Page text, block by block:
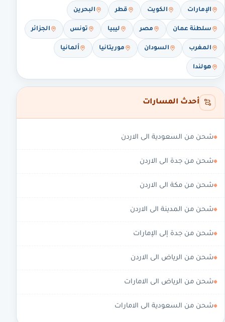
الإمارات الكويت قطر البحرين
سلطنة عمان مصر ليبيا تونس الجزائر
المغرب السودان موريتانيا ألمانيا
هولندا
أحدث المسارات
شحن من السعودية الى الاردن
شحن من جدة الى الاردن
شحن من مكة الى الاردن
شحن من المدينة الى الاردن
شحن من جدة إلى الإمارات
شحن من الرياض الى الاردن
شحن من الرياض الى الامارات
شحن من السعودية الى الامارات